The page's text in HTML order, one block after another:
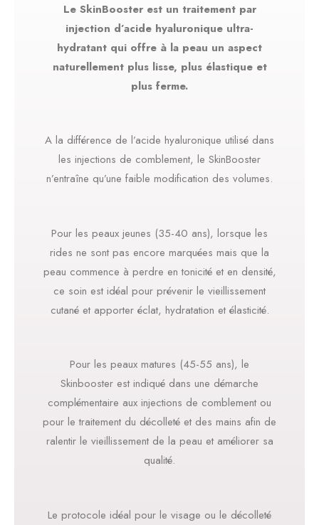
Le SkinBooster est un traitement par
injection d’acide hyaluronique ultra-
hydratant qui offre à la peau un aspect
naturellement plus lisse, plus élastique et
plus ferme.
A la différence de l’acide hyaluronique utilisé dans
les injections de comblement, le SkinBooster
n’entraîne qu’une faible modification des volumes.
Pour les peaux jeunes (35-40 ans), lorsque les
rides ne sont pas encore marquées mais que la
peau commence à perdre en tonicité et en densité,
ce soin est idéal pour prévenir le vieillissement
cutané et apporter éclat, hydratation et élasticité.
Pour les peaux matures (45-55 ans), le
Skinbooster est indiqué dans une démarche
complémentaire aux injections de comblement ou
pour le traitement du décolleté et des mains afin de
ralentir le vieillissement de la peau et améliorer sa
qualité.
Le protocole idéal pour le visage ou le décolleté